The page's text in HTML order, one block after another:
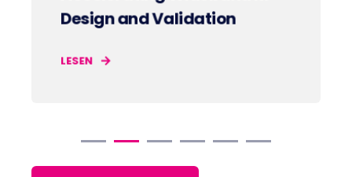
Design and Validation
LESEN